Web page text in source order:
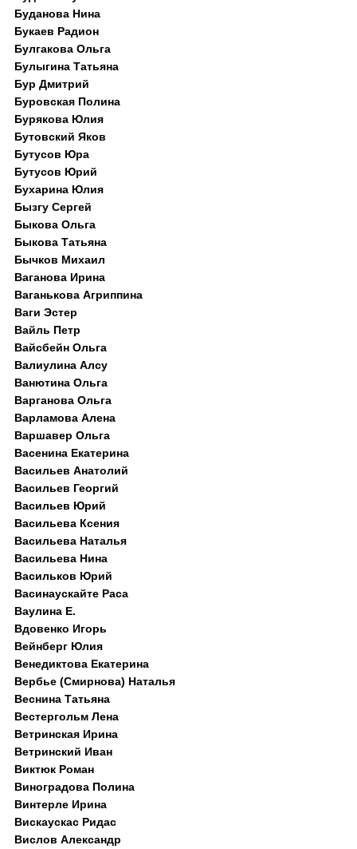
Буданова Нина
Букаев Радион
Булгакова Ольга
Булыгина Татьяна
Бур Дмитрий
Буровская Полина
Бурякова Юлия
Бутовский Яков
Бутусов Юра
Бутусов Юрий
Бухарина Юлия
Бызгу Сергей
Быкова Ольга
Быкова Татьяна
Бычков Михаил
Ваганова Ирина
Ваганькова Агриппина
Ваги Эстер
Вайль Петр
Вайсбейн Ольга
Валиулина Алсу
Ванютина Ольга
Варганова Ольга
Варламова Алена
Варшавер Ольга
Васенина Екатерина
Васильев Анатолий
Васильев Георгий
Васильев Юрий
Васильева Ксения
Васильева Наталья
Васильева Нина
Васильков Юрий
Васинаускайте Раса
Ваулина Е.
Вдовенко Игорь
Вейнберг Юлия
Венедиктова Екатерина
Вербье (Смирнова) Наталья
Веснина Татьяна
Вестергольм Лена
Ветринская Ирина
Ветринский Иван
Виктюк Роман
Виноградова Полина
Винтерле Ирина
Вискаускас Ридас
Вислов Александр